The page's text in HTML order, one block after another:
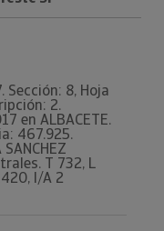
8, Hoja
2.
en ALBACETE.
467.925.
SANCHEZ
T 732, L
I/A 2